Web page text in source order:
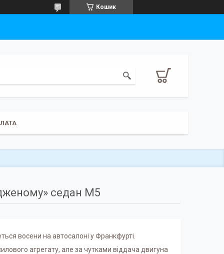
Кошик
седан M5
восени на автосалоні у Франкфурті.
агрегату, але за чутками віддача двигуна